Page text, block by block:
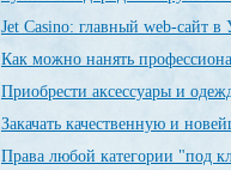
Jet Сasino: главный web-сайт в
Как можно нанять
Приобрести аксессуары и
Закачать качественную и
Права любой категории "под